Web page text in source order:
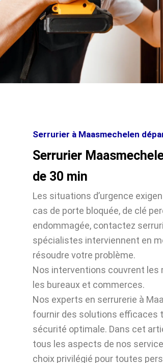
Serrurier à Maasmechelen
Serrurier
de 30 min
Les situations d’urgence
cas de porte bloquée, de clé
endommagée, contactez
spécialistes interviennent en
résoudre votre problème.
Nos interventions couvrent les
les bureaux et commerces.
Nos experts en serrurerie à
fournir des solutions efficaces
sécurité optimale. Dans cet
tous les aspects de nos
choix privilégié pour toutes